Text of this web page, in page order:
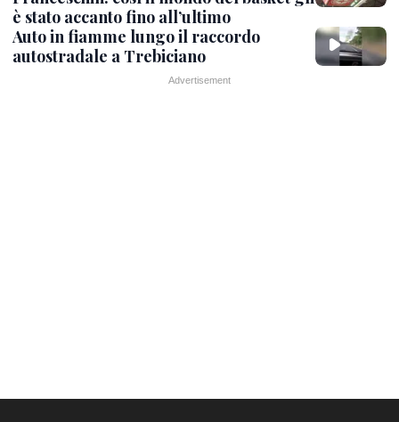
è stato accanto fino all’ultimo
Auto in fiamme lungo il raccordo
autostradale a Trebiciano